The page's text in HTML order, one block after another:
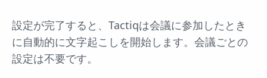
設定が完了すると、Tactiqは会議に参加したとき
に自動的に文字起こしを開始します。会議ごとの
設定は不要です。